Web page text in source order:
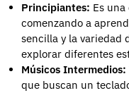
Principiantes: Es
comenzando a
sencilla y la variedad
explorar diferentes
Músicos Intermedios:
que buscan un